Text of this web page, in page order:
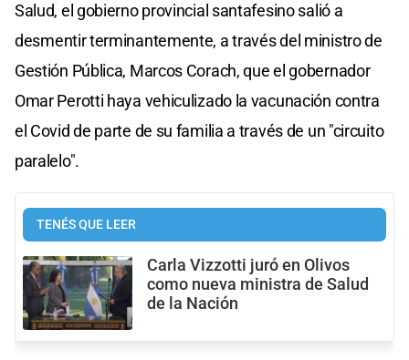
Salud, el gobierno provincial santafesino salió a
desmentir terminantemente, a través del ministro de
Gestión Pública, Marcos Corach, que el gobernador
Omar Perotti haya vehiculizado la vacunación contra
el Covid de parte de su familia a través de un "circuito
paralelo".
TENÉS QUE LEER
Carla Vizzotti juró en Olivos
como nueva ministra de Salud
de la Nación